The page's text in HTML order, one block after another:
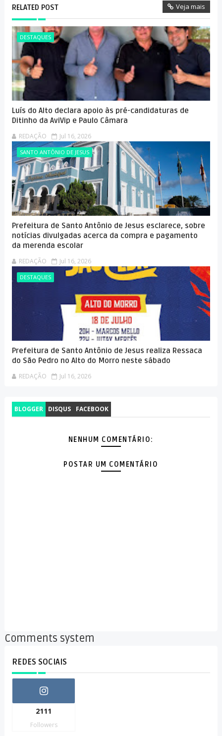
RELATED POST Veja mais
DESTAQUES
Luís do Alto declara apoio às pré-candidaturas de
Ditinho da AviVip e Paulo Câmara
REDAÇÃO Jul 16, 2026
SANTO ANTÔNIO DE JESUS
Prefeitura de Santo Antônio de Jesus esclarece, sobre
notícias divulgadas acerca da compra e pagamento
da merenda escolar
REDAÇÃO Jul 16, 2026
DESTAQUES
Prefeitura de Santo Antônio de Jesus realiza Ressaca
do São Pedro no Alto do Morro neste sábado
REDAÇÃO Jul 16, 2026
BLOGGER DISQUS FACEBOOK
NENHUM COMENTÁRIO:
POSTAR UM COMENTÁRIO
Comments system
REDES SOCIAIS
2111
Followers